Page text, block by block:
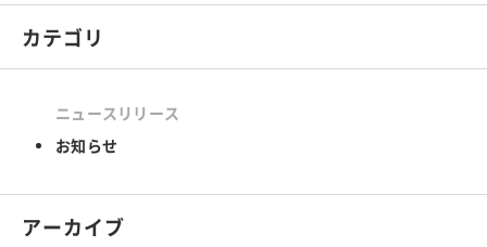
カテゴリ
ニュースリリース
お知らせ
アーカイブ